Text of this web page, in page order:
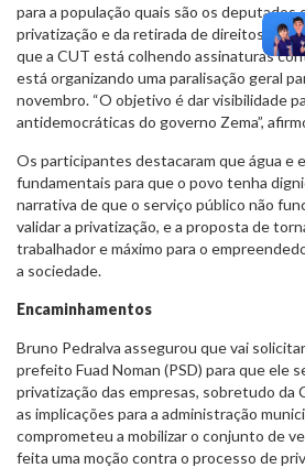
para a população quais são os deputados
privatização e da retirada de direitos da
que a CUT está colhendo assinaturas
está organizando uma paralisação geral
novembro. “O objetivo é dar visibilidade
antidemocráticas do governo Zema”,
Os participantes destacaram que água e
fundamentais para que o povo tenha
narrativa de que o serviço público não
validar a privatização, e a proposta de
trabalhador e máximo para o
a sociedade.
Encaminhamentos
Bruno Pedralva assegurou que vai
prefeito Fuad Noman (PSD) para que ele
privatização das empresas, sobretudo da
as implicações para a administração
comprometeu a mobilizar o conjunto de
feita uma moção contra o processo de